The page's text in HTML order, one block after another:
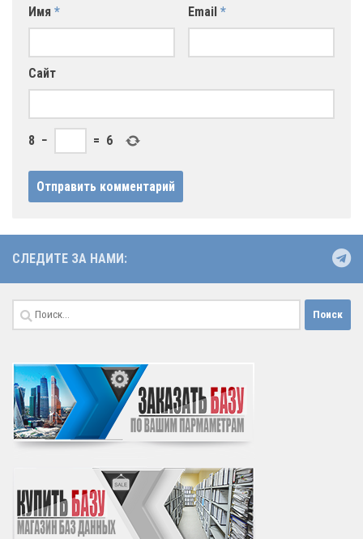
Имя * Email *
Сайт
8 − = 6
СЛЕДИТЕ ЗА НАМИ:
Найти: